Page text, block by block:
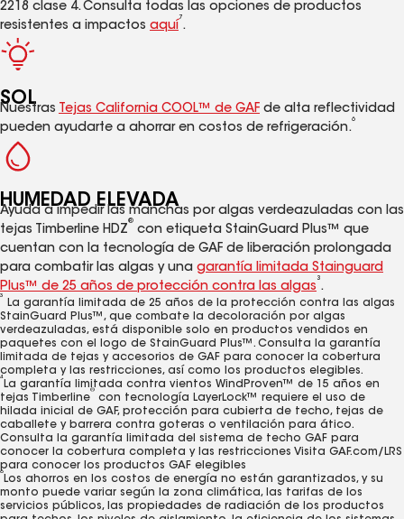
2218 clase 4. Consulta todas las opciones de productos
resistentes a impactos aquí
7
.
SOL
Nuestras Tejas California COOL™ de GAF de alta reflectividad
pueden ayudarte a ahorrar en costos de refrigeración.
6
HUMEDAD ELEVADA
Ayuda a impedir las manchas por algas verdeazuladas con las
tejas Timberline HDZ
®
con etiqueta StainGuard Plus™ que
cuentan con la tecnología de GAF de liberación prolongada
para combatir las algas y una garantía limitada Stainguard
Plus™ de 25 años de protección contra las algas
3
.
3
La garantía limitada de 25 años de la protección contra las algas
StainGuard Plus™, que combate la decoloración por algas
verdeazuladas, está disponible solo en productos vendidos en
paquetes con el logo de StainGuard Plus™. Consulta la garantía
limitada de tejas y accesorios de GAF para conocer la cobertura
completa y las restricciones, así como los productos elegibles.
4
La garantía limitada contra vientos WindProven™ de 15 años en
tejas Timberline
®
con tecnología LayerLock™ requiere el uso de
hilada inicial de GAF, protección para cubierta de techo, tejas de
caballete y barrera contra goteras o ventilación para ático.
Consulta la garantía limitada del sistema de techo GAF para
conocer la cobertura completa y las restricciones Visita GAF.com/LRS
para conocer los productos GAF elegibles
6
Los ahorros en los costos de energía no están garantizados, y su
monto puede variar según la zona climática, las tarifas de los
servicios públicos, las propiedades de radiación de los productos